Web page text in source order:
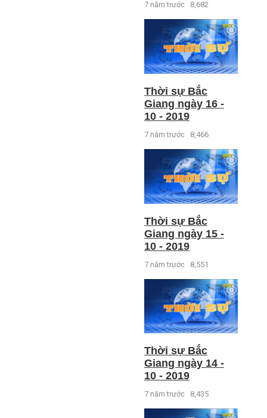
7 năm trước 8,682
Thời sự Bắc
Giang ngày 16 -
10 - 2019
7 năm trước 8,466
Thời sự Bắc
Giang ngày 15 -
10 - 2019
7 năm trước 8,551
Thời sự Bắc
Giang ngày 14 -
10 - 2019
7 năm trước 8,435